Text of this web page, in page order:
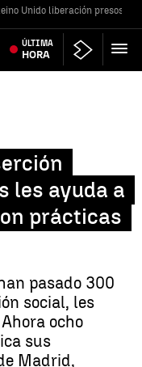
Unido liberación presos
ÚLTIMA
HORA
les ayuda a
prácticas
pasado 300
social, les
ocho
sus
Madrid,